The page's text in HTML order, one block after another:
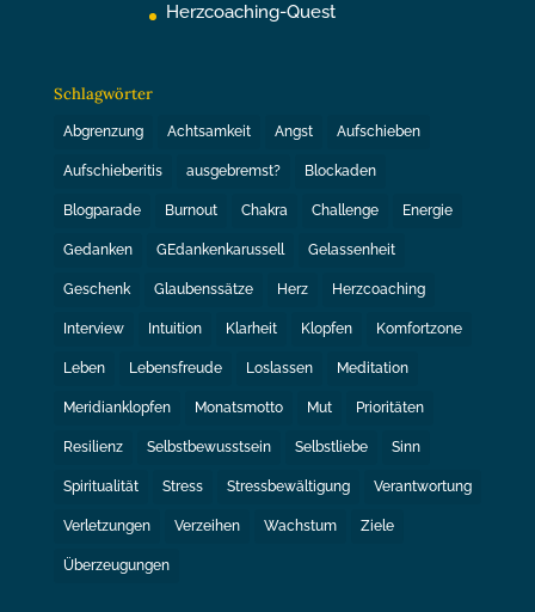
Herzcoaching-Quest
Schlagwörter
Abgrenzung Achtsamkeit Angst Aufschieben
Aufschieberitis ausgebremst? Blockaden
Blogparade Burnout Chakra Challenge Energie
Gedanken GEdankenkarussell Gelassenheit
Geschenk Glaubenssätze Herz Herzcoaching
Interview Intuition Klarheit Klopfen Komfortzone
Leben Lebensfreude Loslassen Meditation
Meridianklopfen Monatsmotto Mut Prioritäten
Resilienz Selbstbewusstsein Selbstliebe Sinn
Spiritualität Stress Stressbewältigung Verantwortung
Verletzungen Verzeihen Wachstum Ziele
Überzeugungen